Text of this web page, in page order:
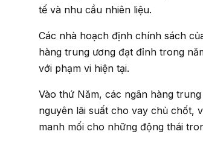
tế và nhu cầu nhiên liệu.
Các nhà hoạch định chính sách của Cục Dự trữ Liên bang vẫn thấy lãi suất qua đêm chuẩn của ngân
hàng trung ương đạt đỉnh trong
với phạm vi hiện tại.
Vào thứ Năm, các ngân hàng trung ương của Indonesia, Philippines và Đài Loan được dự đoán sẽ giữ
nguyên lãi suất cho vay chủ chốt,
manh mối cho những động thái